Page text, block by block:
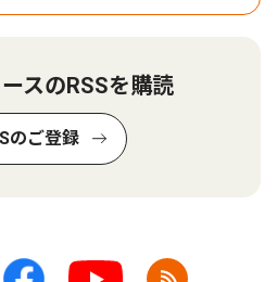
スのRSSを購読
のご登録